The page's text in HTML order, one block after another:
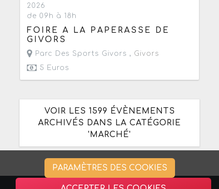
2026
de 09h à 18h
FOIRE A LA PAPERASSE DE
GIVORS
Parc Des Sports Givors , Givors
5 Euros
VOIR LES 1599 ÉVÈNEMENTS
ARCHIVÉS DANS LA CATÉGORIE
'MARCHÉ'
PARAMÈTRES DES COOKIES